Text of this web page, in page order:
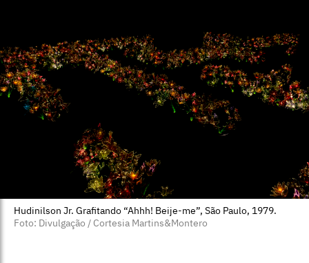
Hudinilson Jr. Grafitando “Ahhh! Beije-me”, São Paulo, 1979.
Foto: Divulgação / Cortesia Martins&Montero